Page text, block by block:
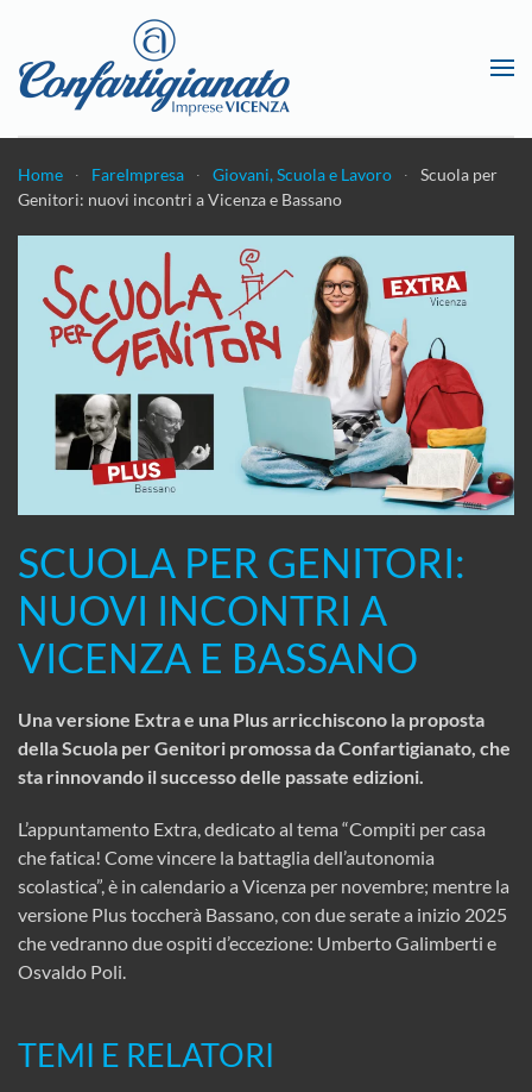
Passa al contenuto principale
Home FareImpresa Giovani, Scuola e Lavoro
Scuola per
Genitori: nuovi incontri a Vicenza e Bassano
SCUOLA PER GENITORI:
NUOVI INCONTRI A
VICENZA E BASSANO
Una versione Extra e una Plus arricchiscono la proposta
della Scuola per Genitori promossa da Confartigianato, che
sta rinnovando il successo delle passate edizioni.
L’appuntamento Extra, dedicato al tema “Compiti per casa
che fatica! Come vincere la battaglia dell’autonomia
scolastica”, è in calendario a Vicenza per novembre; mentre la
versione Plus toccherà Bassano, con due serate a inizio 2025
che vedranno due ospiti d’eccezione: Umberto Galimberti e
Osvaldo Poli.
TEMI E RELATORI